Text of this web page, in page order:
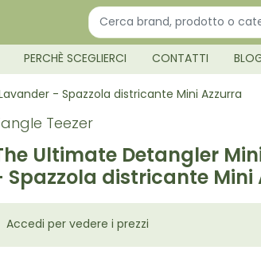
PERCHÈ SCEGLIERCI CONTATTI
- Spazzola districante Mini Azzurra
Teezer
Ultimate Detangler
Spazzola districante Mini
Accedi per vedere i prezzi